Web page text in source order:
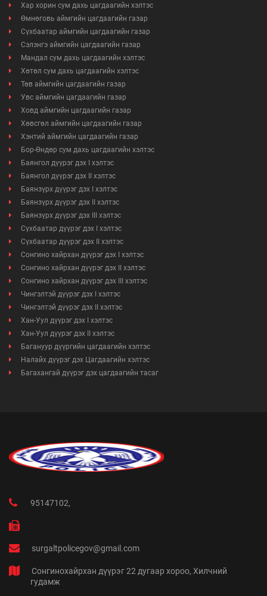
Хар хорин сум дахь цагдаагийн хэлтэс
Өмнөговь аймгийн цагдаагийн газар
Сүхбаатар аймгийн цагдаагийн газар
Сэлэнгэ аймгийн цагдаагийн газар
Мандал сум дахь цагдаагийн хэлтэс
Хөтөл сум дахь цагдаагийн хэлтэс
Төв аймгийн цагдаагийн газар
Увс аймгийн цагдаагийн газар
Ховд аймгийн цагдаагийн газар
Хөвсгөл аймгийн цагдаагийн газар
Хэнтий аймгийн цагдаагийн газар
Бор-Өндөр сум дахь цагдаагийн хэлтэс
Баянгол дүүрэг дэх I хэлтэс
Баянгол дүүрэг дэх II хэлтэс
Баянзүрх дүүрэг дэх I хэлтэс
Баянзүрх дүүрэг дэх II хэлтэс
Баянзүрх дүүрэг дэх III хэлтэс
Сүхбаатар дүүрэг дэх I хэлтэс
Сүхбаатар дүүрэг дэх II хэлтэс
Сонгино хайрхан дүүрэг дэх I хэлтэс
Сонгино хайрхан дүүрэг дэх II хэлтэс
Сонгино хайрхан дүүрэг дэх III хэлтэс
Чингэлтэй дүүрэг дэх I хэлтэс
Чингэлтэй дүүрэг дэх II хэлтэс
Хан-Уул дүүрэг дэх I хэлтэс
Хан-Уул дүүрэг дэх II хэлтэс
Багануур дүүргийн цагдаагийн хэлтэс
Налайх дүүрэг дэх Цагдаагийн хэлтэс
Багахангай дүүрэг дэх цагдаагийн тасаг
95147102,
surgaltpolicegov@gmail.com
Сонгинохайрхан дүүрэг 22 дугаар хороо, Хилчний
гудамж